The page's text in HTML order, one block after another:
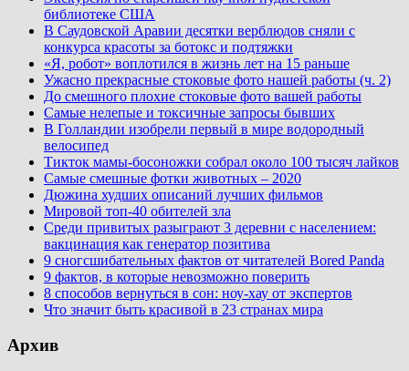
библиотеке США
В Саудовской Аравии десятки верблюдов сняли с
конкурса красоты за ботокс и подтяжки
«Я, робот» воплотился в жизнь лет на 15 раньше
Ужасно прекрасные стоковые фото нашей работы (ч. 2)
До смешного плохие стоковые фото вашей работы
Самые нелепые и токсичные запросы бывших
В Голландии изобрели первый в мире водородный
велосипед
Тикток мамы-босоножки собрал около 100 тысяч лайков
Самые смешные фотки животных – 2020
Дюжина худших описаний лучших фильмов
Мировой топ-40 обителей зла
Среди привитых разыграют 3 деревни с населением:
вакцинация как генератор позитива
9 сногсшибательных фактов от читателей Bored Panda
9 фактов, в которые невозможно поверить
8 способов вернуться в сон: ноу-хау от экспертов
Что значит быть красивой в 23 странах мира
Архив